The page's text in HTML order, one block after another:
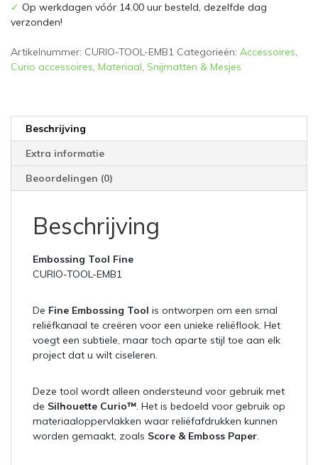
✓ Op werkdagen vóór 14.00 uur besteld, dezelfde dag
verzonden!
Artikelnummer: CURIO-TOOL-EMB1 Categorieën: Accessoires,
Curio accessoires, Materiaal, Snijmatten & Mesjes
Beschrijving
Extra informatie
Beoordelingen (0)
Beschrijving
Embossing Tool Fine
CURIO-TOOL-EMB1
De Fine Embossing Tool is ontworpen om een smal
reliëfkanaal te creëren voor een unieke reliëflook. Het
voegt een subtiele, maar toch aparte stijl toe aan elk
project dat u wilt ciseleren.
Deze tool wordt alleen ondersteund voor gebruik met
de Silhouette Curio™. Het is bedoeld voor gebruik op
materiaaloppervlakken waar reliëfafdrukken kunnen
worden gemaakt, zoals Score & Emboss Paper.